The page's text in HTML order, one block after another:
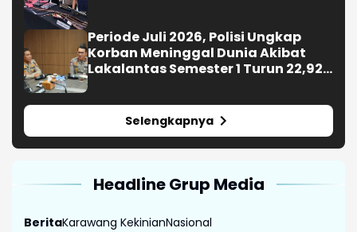
Periode Juli 2026, Polisi Ungkap
Korban Meninggal Dunia Akibat
Lakalantas Semester 1 Turun 22,92
Selengkapnya
Headline Grup Media
BeritaKarawang KekinianNasional